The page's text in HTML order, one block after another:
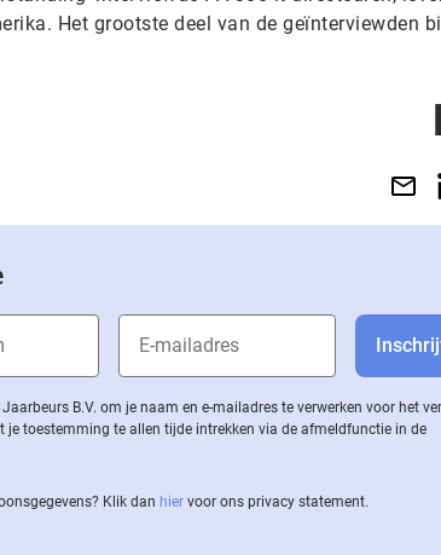
Het grootste deel van de geïnterviewden
B.V. om je naam en e-mailadres te verwerken voor het
toestemming te allen tijde intrekken via de af­meld­func­tie in de
Klik dan hier voor ons privacy statement.